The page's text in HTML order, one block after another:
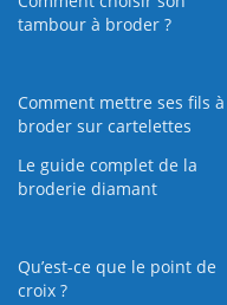
tambour à broder ?
Comment mettre ses fils à
broder sur cartelettes
Le guide complet de la
broderie diamant
Qu’est-ce que le point de
croix ?